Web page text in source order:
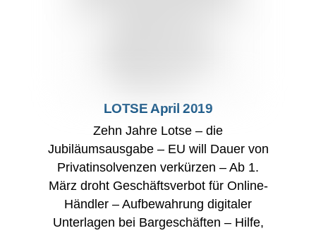
LOTSE April 2019
Zehn Jahre Lotse – die
Jubiläumsausgabe – EU will Dauer von
Privatinsolvenzen verkürzen – Ab 1.
März droht Geschäftsverbot für Online-
Händler – Aufbewahrung digitaler
Unterlagen bei Bargeschäften – Hilfe,